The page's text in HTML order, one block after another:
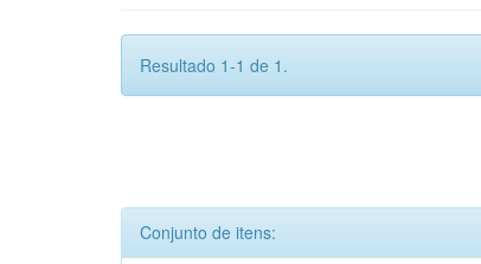
Resultado 1-1 de 1.
Conjunto de itens: